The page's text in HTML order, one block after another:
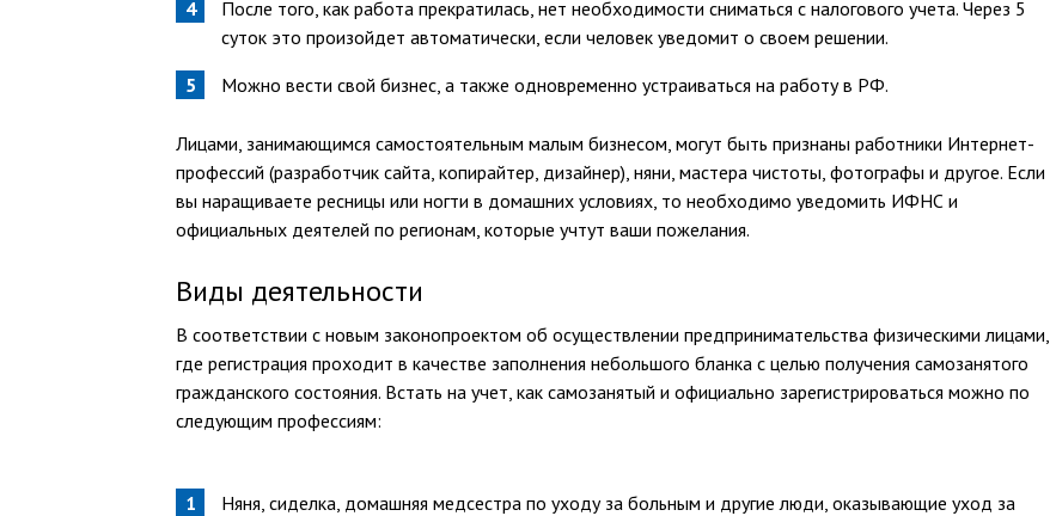
После того, как работа прекратилась, нет необходимости сниматься с налогового учета. Через 5
суток это произойдет автоматически, если человек уведомит о своем решении.
Можно вести свой бизнес, а также одновременно устраиваться на работу в РФ.
Лицами, занимающимся самостоятельным малым бизнесом, могут быть признаны работники Интернет-
профессий (разработчик сайта, копирайтер, дизайнер), няни, мастера чистоты, фотографы и другое. Если
вы наращиваете ресницы или ногти в домашних условиях, то необходимо уведомить ИФНС и
официальных деятелей по регионам, которые учтут ваши пожелания.
Виды деятельности
В соответствии с новым законопроектом об осуществлении предпринимательства физическими лицами,
где регистрация проходит в качестве заполнения небольшого бланка с целью получения самозанятого
гражданского состояния. Встать на учет, как самозанятый и официально зарегистрироваться можно по
следующим профессиям:
Няня, сиделка, домашняя медсестра по уходу за больным и другие люди, оказывающие уход за